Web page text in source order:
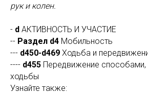
рук и колен.
- d АКТИВНОСТЬ И УЧАСТИЕ
-- Раздел d4 Мобильность
--- d450-d469 Ходьба и
---- d455 Передвижение
ходьбы
Узнайте также: